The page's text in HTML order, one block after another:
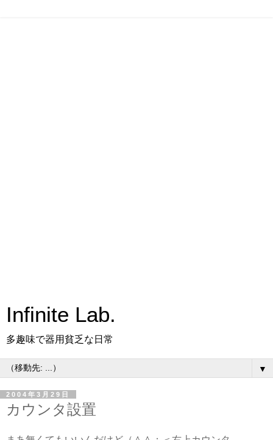
Infinite Lab.
多趣味で器用貧乏な日常
▼
2004年3月29日
カウンタ設置